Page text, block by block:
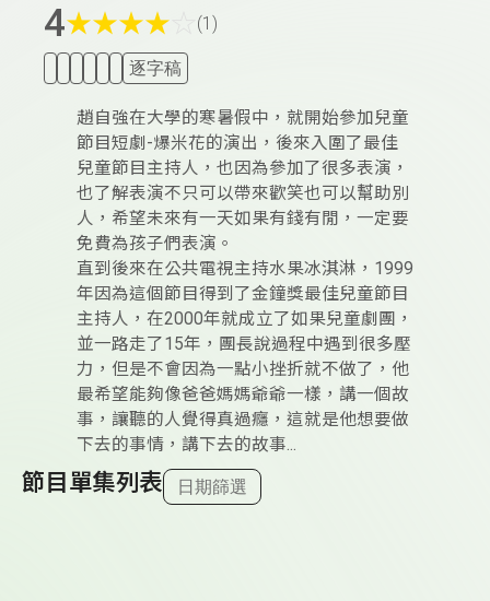
4★★★★ (1)
逐字稿
趙自強在大學的寒暑假中，就開始參加兒童
節目短劇-爆米花的演出，後來入圍了最佳
兒童節目主持人，也因為參加了很多表演，
也了解表演不只可以帶來歡笑也可以幫助別
人，希望未來有一天如果有錢有閒，一定要
免費為孩子們表演。
直到後來在公共電視主持水果冰淇淋，1999
年因為這個節目得到了金鐘獎最佳兒童節目
主持人，在2000年就成立了如果兒童劇團，
並一路走了15年，團長說過程中遇到很多壓
力，但是不會因為一點小挫折就不做了，他
最希望能夠像爸爸媽媽爺爺一樣，講一個故
事，讓聽的人覺得真過癮，這就是他想要做
下去的事情，講下去的故事...
節目單集列表 日期篩選